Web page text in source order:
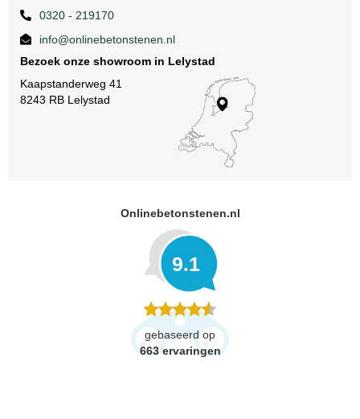
0320 - 219170
info@onlinebetonstenen.nl
Bezoek onze showroom in Lelystad
Kaapstanderweg 41
8243 RB Lelystad
Onlinebetonstenen.nl
9.1
gebaseerd op
663 ervaringen